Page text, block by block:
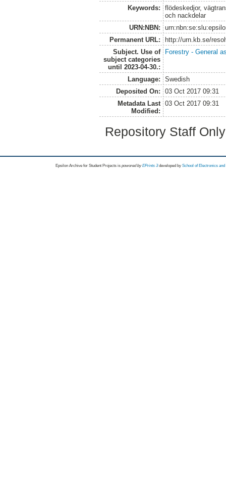
Keywords:
flödeskedjor,
och nackdelar
URN:NBN:
Permanent URL:
http://urn.kb.se/
Subject. Use of
subject categories
until 2023-04-30.:
Forestry - General
Language:
Swedish
Deposited On:
03 Oct 2017 09:31
Metadata Last
Modified:
03 Oct 2017 09:31
Repository Staff
Epsilon Archive for Student Projects is powored byEPrints 3 developed by School of Electronics